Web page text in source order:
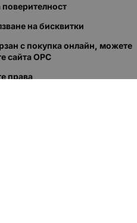
поверителност
на бисквитки
с покупка онлайн, можете
сайта ОРС
права